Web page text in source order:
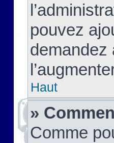
pouvez
demandez
Haut
»
Comme